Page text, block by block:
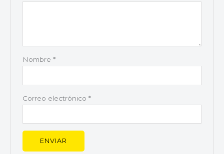
Nombre *
Correo electrónico *